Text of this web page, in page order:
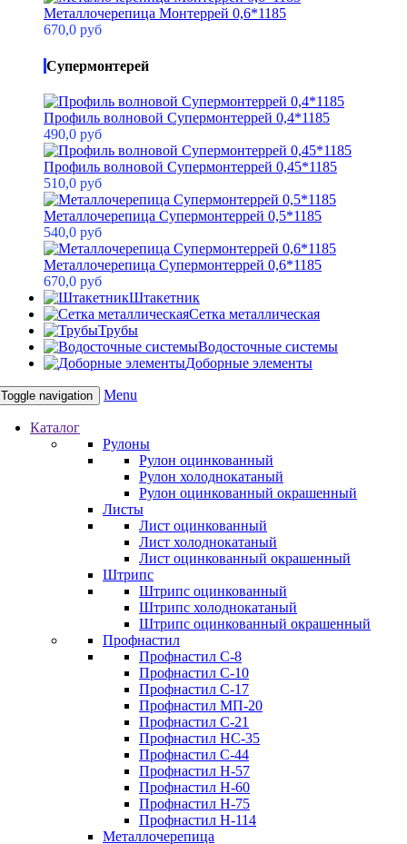
Металлочерепица Монтеррей 0,6*1185
670,0 руб
Супермонтерей
Профиль волновой Супермонтеррей 0,4*1185
490,0 руб
Профиль волновой Супермонтеррей 0,45*1185
510,0 руб
Металлочерепица Супермонтеррей 0,5*1185
540,0 руб
Металлочерепица Супермонтеррей 0,6*1185
670,0 руб
Штакетник
Сетка металлическая
Трубы
Водосточные системы
Доборные элементы
Toggle navigation Menu
Каталог
Рулоны
Рулон оцинкованный
Рулон холоднокатаный
Рулон оцинкованный окрашенный
Листы
Лист оцинкованный
Лист холоднокатаный
Лист оцинкованный окрашенный
Штрипс
Штрипс оцинкованный
Штрипс холоднокатаный
Штрипс оцинкованный окрашенный
Профнастил
Профнастил С-8
Профнастил С-10
Профнастил С-17
Профнастил МП-20
Профнастил С-21
Профнастил НС-35
Профнастил С-44
Профнастил Н-57
Профнастил Н-60
Профнастил Н-75
Профнастил Н-114
Металлочерепица